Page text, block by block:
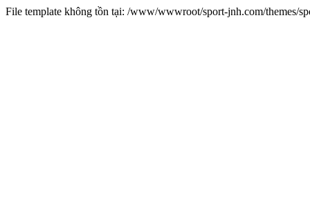
File template không tồn tại: /www/wwwroot/sport-jnh.com/themes/